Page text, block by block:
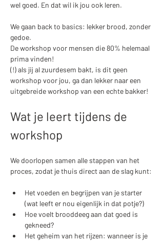
wel goed. En dat wil ik jou ook leren.
We gaan back to basics: lekker brood, zonder
gedoe.
De workshop voor mensen die 80% helemaal
prima vinden!
(!) als jij al zuurdesem bakt, is dit geen
workshop voor jou, ga dan lekker naar een
uitgebreide workshop van een echte bakker!
Wat je leert tijdens de
workshop
We doorlopen samen alle stappen van het
proces, zodat je thuis direct aan de slag kunt:
Het voeden en begrijpen van je starter
(wat leeft er nou eigenlijk in dat potje?)
Hoe voelt brooddeeg aan dat goed is
gekneed?
Het geheim van het rijzen: wanneer is je